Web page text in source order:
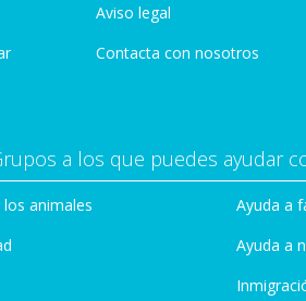
Aviso legal
Contacta con nosotros
a los que puedes ayudar
animales
Ayuda a
Ayuda a